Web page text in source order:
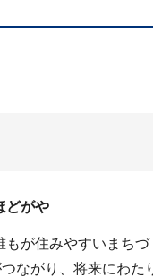
どがや
が住みやすいまち
ながり、将来にわた